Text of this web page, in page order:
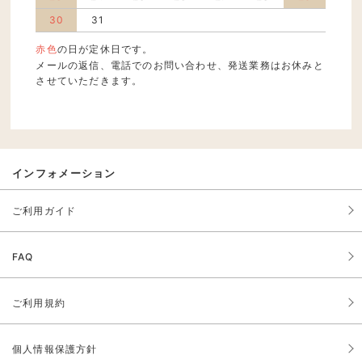
30
31
赤色の日が定休日です。
メールの返信、電話でのお問い合わせ、発送業務はお休みと
させていただきます。
インフォメーション
ご利用ガイド
FAQ
ご利用規約
個人情報保護方針